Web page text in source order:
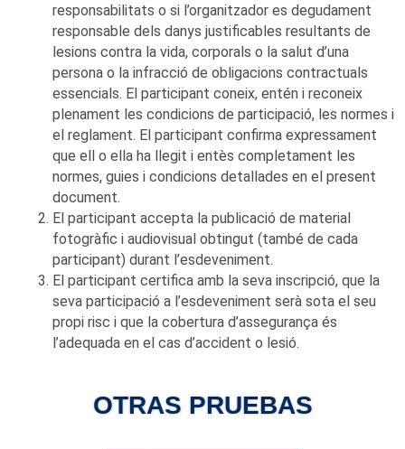
responsabilitats o si l’organitzador es degudament
responsable dels danys justificables resultants de
lesions contra la vida, corporals o la salut d’una
persona o la infracció de obligacions contractuals
essencials. El participant coneix, entén i reconeix
plenament les condicions de participació, les normes i
el reglament. El participant confirma expressament
que ell o ella ha llegit i entès completament les
normes, guies i condicions detallades en el present
document.
El participant accepta la publicació de material
fotogràfic i audiovisual obtingut (també de cada
participant) durant l’esdeveniment.
El participant certifica amb la seva inscripció, que la
seva participació a l’esdeveniment serà sota el seu
propi risc i que la cobertura d’assegurança és
l’adequada en el cas d’accident o lesió.
OTRAS PRUEBAS